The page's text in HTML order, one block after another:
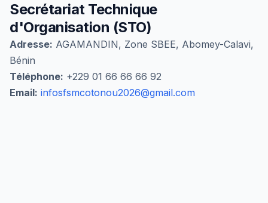
Secrétariat Technique
d'Organisation (STO)
Adresse: AGAMANDIN, Zone SBEE, Abomey-Calavi,
Bénin
Téléphone: +229 01 66 66 66 92
Email: infosfsmcotonou2026@gmail.com